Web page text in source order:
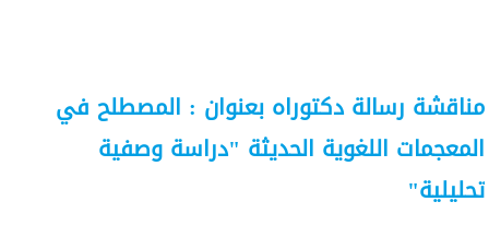
مناقشة رسالة دكتوراه بعنوان : المصطلح في
المعجمات اللغوية الحديثة "دراسة وصفية
تحليلية"